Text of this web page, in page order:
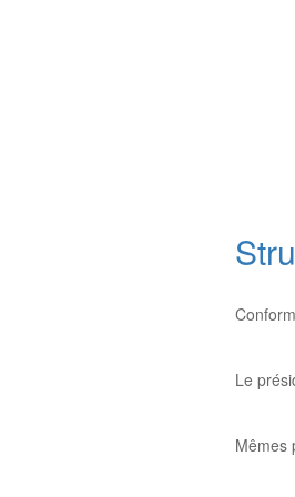
Le
Mêmes